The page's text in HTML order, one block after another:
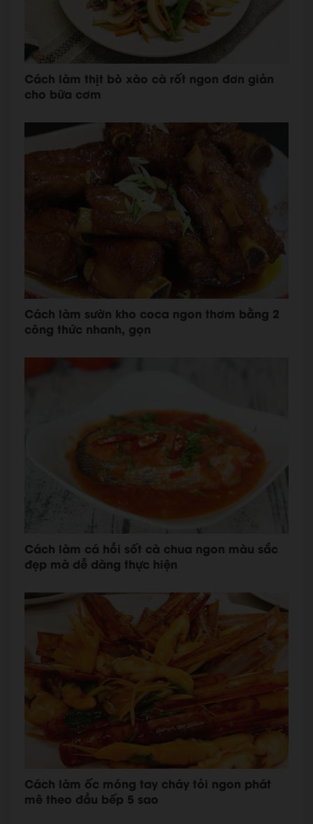
Cách làm thịt bò xào cà rốt ngon đơn giản
cho bữa cơm
Cách làm sườn kho coca ngon thơm bằng 2
công thức nhanh, gọn
Cách làm cá hồi sốt cà chua ngon màu sắc
đẹp mà dễ dàng thực hiện
Cách làm ốc móng tay cháy tỏi ngon phát
mê theo đầu bếp 5 sao